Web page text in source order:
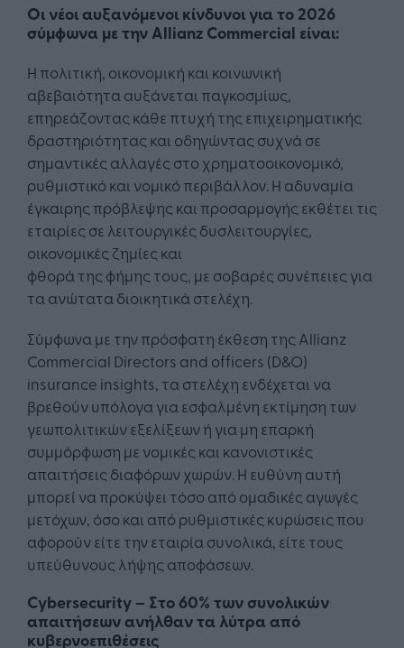
Oι νέοι αυξανόμενοι κίνδυνοι για το 2026
σύμφωνα με την Allianz Commercial είναι:
Η πολιτική, οικονομική και κοινωνική
αβεβαιότητα αυξάνεται παγκοσμίως,
επηρεάζοντας κάθε πτυχή της επιχειρηματικής
δραστηριότητας και οδηγώντας συχνά σε
σημαντικές αλλαγές στο χρηματοοικονομικό,
ρυθμιστικό και νομικό περιβάλλον. Η αδυναμία
έγκαιρης πρόβλεψης και προσαρμογής εκθέτει τις
εταιρίες σε λειτουργικές δυσλειτουργίες,
οικονομικές ζημίες και
φθορά της φήμης τους, με σοβαρές συνέπειες για
τα ανώτατα διοικητικά στελέχη.
Σύμφωνα με την πρόσφατη έκθεση της Allianz
Commercial Directors and officers (D&O)
insurance insights, τα στελέχη ενδέχεται να
βρεθούν υπόλογα για εσφαλμένη εκτίμηση των
γεωπολιτικών εξελίξεων ή για μη επαρκή
συμμόρφωση με νομικές και κανονιστικές
απαιτήσεις διαφόρων χωρών. Η ευθύνη αυτή
μπορεί να προκύψει τόσο από ομαδικές αγωγές
μετόχων, όσο και από ρυθμιστικές κυρώσεις που
αφορούν είτε την εταιρία συνολικά, είτε τους
υπεύθυνους λήψης αποφάσεων.
Cybersecurity – Στο 60% των συνολικών
απαιτήσεων ανήλθαν τα λύτρα από
κυβερνοεπιθέσεις